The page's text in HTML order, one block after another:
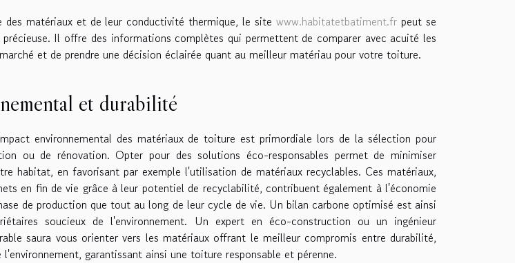
des matériaux et de leur conductivité thermique, le sitewww.habitatetbatiment.fr peut se
précieuse. Il offre des informations complètes qui permettent de comparer avec acuité les
et de prendre une décision éclairée quant au meilleur matériau pour votre toiture.
et durabilité
environnemental des matériaux de toiture est primordiale lors de la sélection pour
ou de rénovation. Opter pour des solutions éco-responsables permet de minimiser
habitat, en favorisant par exemple l'utilisation de matériaux recyclables. Ces matériaux,
en fin de vie grâce à leur potentiel de recyclabilité, contribuent également à l'économie
de production que tout au long de leur cycle de vie. Un bilan carbone optimisé est ainsi
soucieux de l'environnement. Un expert en éco-construction ou un ingénieur
saura vous orienter vers les matériaux offrant le meilleur compromis entre durabilité,
garantissant ainsi une toiture responsable et pérenne.